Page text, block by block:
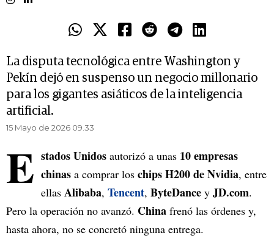
La disputa tecnológica entre Washington y
Pekín dejó en suspenso un negocio millonario
para los gigantes asiáticos de la inteligencia
artificial.
15 Mayo de 2026 09.33
E stados Unidos autorizó a unas 10 empresas
chinas a comprar los chips H200 de Nvidia, entre
ellas Alibaba, Tencent, ByteDance y JD.com.
Pero la operación no avanzó. China frenó las órdenes y,
hasta ahora, no se concretó ninguna entrega.